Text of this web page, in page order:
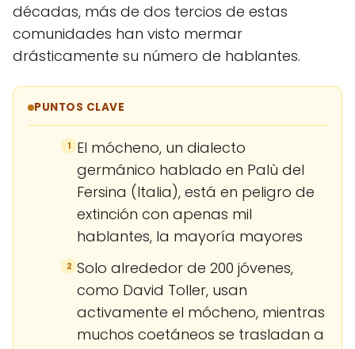
décadas, más de dos tercios de estas
comunidades han visto mermar
drásticamente su número de hablantes.
PUNTOS CLAVE
1 El mócheno, un dialecto
germánico hablado en Palù del
Fersina (Italia), está en peligro de
extinción con apenas mil
hablantes, la mayoría mayores
2 Solo alrededor de 200 jóvenes,
como David Toller, usan
activamente el mócheno, mientras
muchos coetáneos se trasladan a